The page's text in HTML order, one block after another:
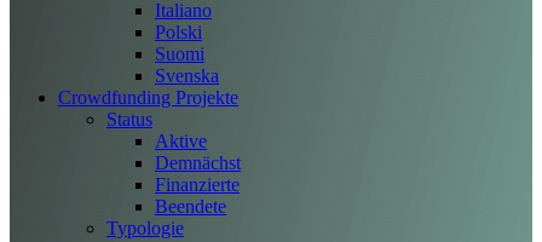
Italiano
Polski
Suomi
Svenska
Crowdfunding Projekte
Status
Aktive
Demnächst
Finanzierte
Beendete
Typologie